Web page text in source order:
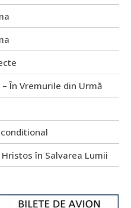
În Vremurile din Urmă
în Salvarea Lumii